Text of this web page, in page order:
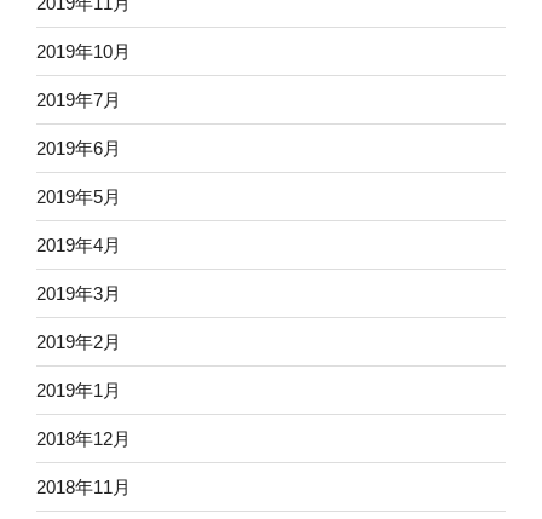
2019年10月
2019年7月
2019年6月
2019年5月
2019年4月
2019年3月
2019年2月
2019年1月
2018年12月
2018年11月